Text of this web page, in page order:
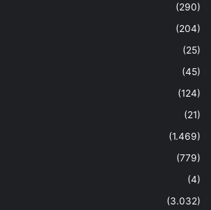
(290)
(204)
(25)
(45)
(124)
(21)
(1.469)
(779)
(4)
(3.032)